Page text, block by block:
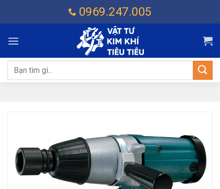
dung
0969.247.005
Tìm
kiếm: